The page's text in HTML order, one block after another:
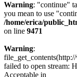
Warning: "continue"
you mean to use
/home/erica/
on line 9471
Warning:
failed to open stream:
Acceptable in